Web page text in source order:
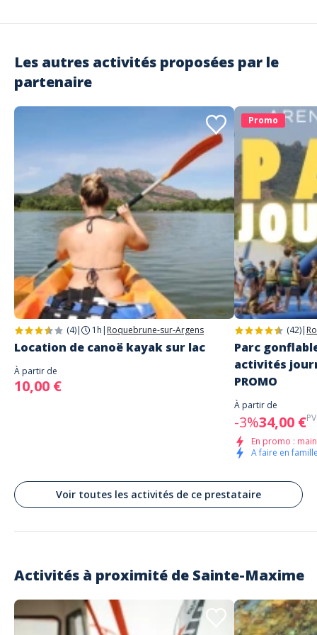
Adresse
Les autres activités proposées par le
partenaire
(4)| 1h | Roquebrune-sur-Argens
Location de canoë kayak sur lac
À partir de
10,00 €
Promo
(42)|
Parc
activités
PROMO
À partir de
-3%34,00 €
En promo :
A faire en
Voir toutes les activités de ce prestataire
Activités à proximité de Sainte-Maxime